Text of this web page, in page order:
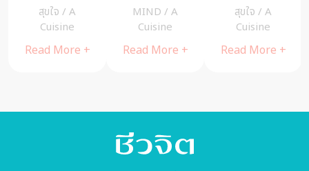
เพื่อพุทธบูชา
ณ วัดมณี
จันทร์
สุขใจ /
cheewajitmedia
Read More +
ความสูญเสีย ”
ที่เกิดขึ้นอย่าง
ชาญฉลาด
MIND/Riya
Read More +
โจร!
MIND /A
Cuisine
Read More +